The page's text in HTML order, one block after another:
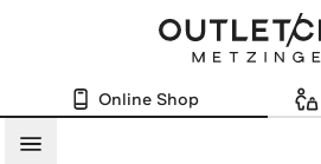
Online Shop
Menü